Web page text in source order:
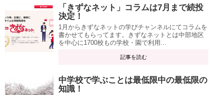
「きずなネット」コラムは7月まで続投
決定！
1月からきずなネットの学びチャンネルにてコラムを
書かせてもらってます。きずなネットとは中部地区
を中心に1700校もの学校・園で利用...
記事を読む
中学校で学ぶことは最低限中の最低限の
知識！